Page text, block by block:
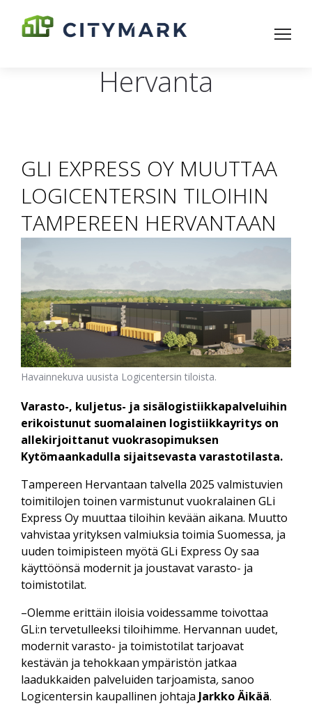
Hervanta
GLI EXPRESS OY MUUTTAA
LOGICENTERSIN TILOIHIN
TAMPEREEN HERVANTAAN
Havainnekuva uusista Logicentersin tiloista.
Varasto-, kuljetus- ja sisälogistiikkapalveluihin
erikoistunut suomalainen logistiikkayritys on
allekirjoittanut vuokrasopimuksen
Kytömaankadulla sijaitsevasta varastotilasta.
Tampereen Hervantaan talvella 2025 valmistuvien
toimitilojen toinen varmistunut vuokralainen GLi
Express Oy muuttaa tiloihin kevään aikana. Muutto
vahvistaa yrityksen valmiuksia toimia Suomessa, ja
uuden toimipisteen myötä GLi Express Oy saa
käyttöönsä modernit ja joustavat varasto- ja
toimistotilat.
–Olemme erittäin iloisia voidessamme toivottaa
GLi:n tervetulleeksi tiloihimme. Hervannan uudet,
modernit varasto- ja toimistotilat tarjoavat
kestävän ja tehokkaan ympäristön jatkaa
laadukkaiden palveluiden tarjoamista,sanoo
Logicentersin kaupallinen johtaja Jarkko Äikää.